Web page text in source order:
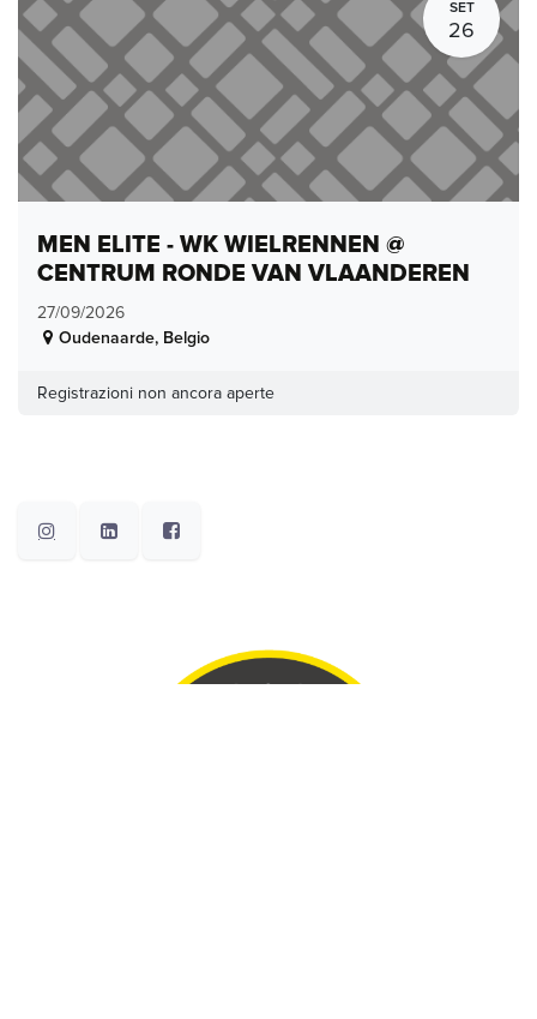
SET
26
MEN ELITE - WK WIELRENNEN @
CENTRUM RONDE VAN VLAANDEREN
27/09/2026
Oudenaarde, Belgio
Registrazioni non ancora aperte